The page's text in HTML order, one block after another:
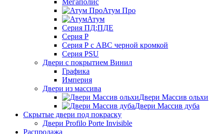
Атум Про
Атум
Серия ПД;ПДЕ
Серия Р
Серия Р с АВС черной кромкой
Серия PSU
Двери с покрытием Винил
Графика
Империя
Двери из массива
Двери Массив ольхи
Двери Массив дуба
Скрытые двери под покраску
Двери Profilo Porte Invisible
Распродажа